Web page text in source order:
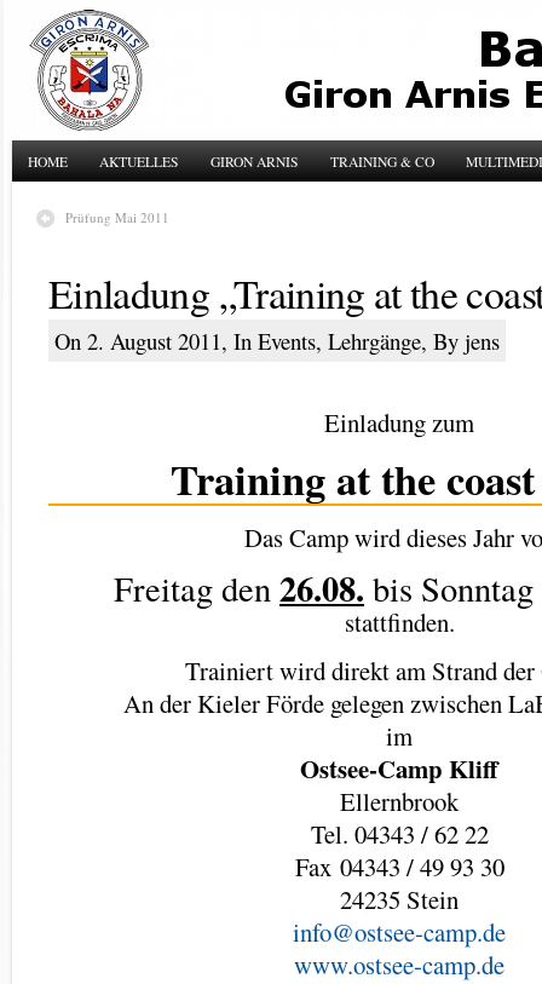
HOME AKTUELLES GIRON ARNIS TRAINING & CO
Prüfung Mai 2011
Einladung „Training at the
On 2. August 2011, In Events, Lehrgänge, By jens
Einladung zum
Training at the
Das Camp wird dieses Jahr
Freitag den26.08. bis
stattfinden.
Trainiert wird direkt am Strand der
An der Kieler Förde gelegen zwischen
im
Ostsee-Camp Kliff
Ellernbrook
Tel. 04343 / 62 22
Fax 04343 / 49 93 30
24235 Stein
info@ostsee-camp.de
www.ostsee-camp.de